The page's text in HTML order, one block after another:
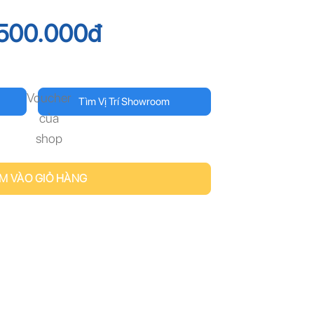
đ
Tìm Vị Trí Showroom
Voucher
của
shop
VÀO GIỎ HÀNG